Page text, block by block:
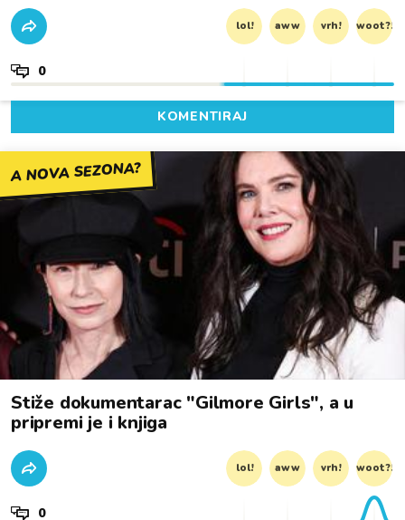
lol! aww vrh! woot?!
0
KOMENTIRAJ
A NOVA SEZONA?
Stiže dokumentarac "Gilmore Girls", a u
pripremi je i knjiga
lol! aww vrh! woot?!
0